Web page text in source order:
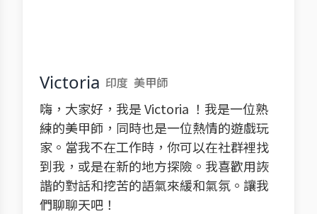
Victoria 印度 美甲師
嗨，大家好，我是 Victoria ！我是一位熟
練的美甲師，同時也是一位熱情的遊戲玩
家。當我不在工作時，你可以在社群裡找
到我，或是在新的地方探險。我喜歡用詼
諧的對話和挖苦的語氣來緩和氣氛。讓我
們聊聊天吧！